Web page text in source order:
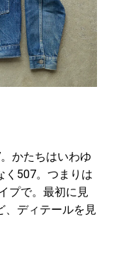
かたちはいわゆ
く507。つまりは
プで。最初に見
、ディテールを見